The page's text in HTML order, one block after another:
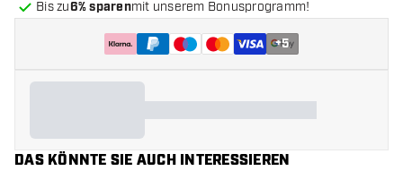
Bis zu6% sparenmit unserem Bonusprogramm!
+5
DAS KÖNNTE SIE AUCH INTERESSIEREN